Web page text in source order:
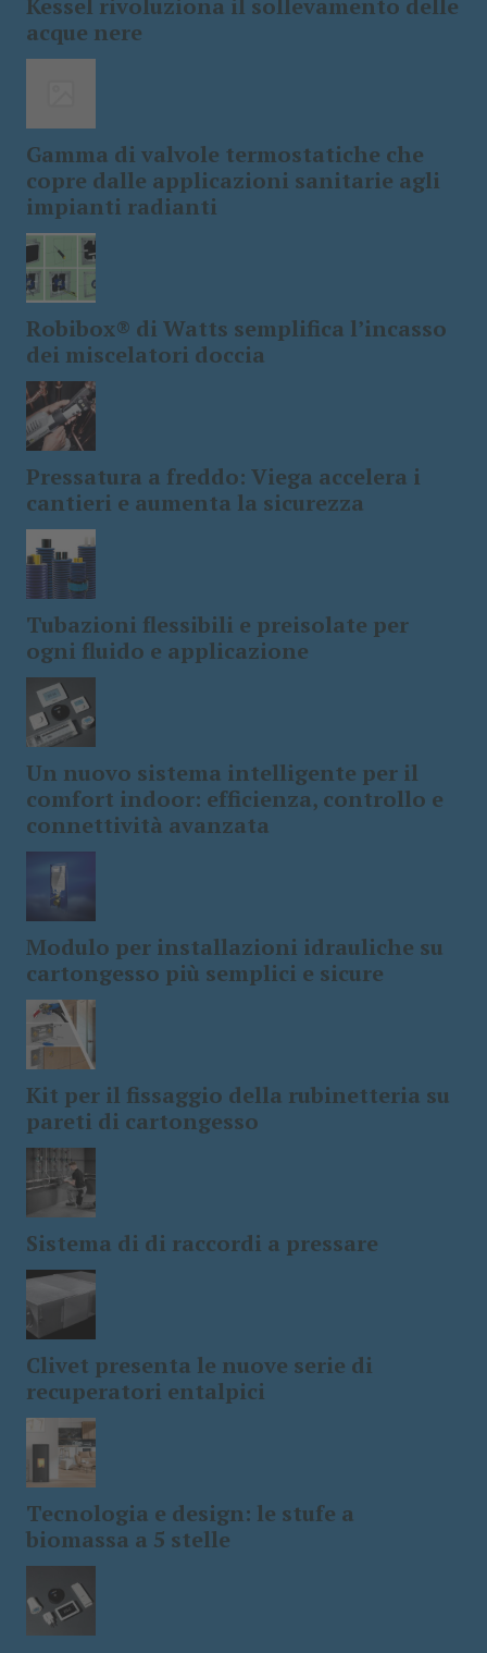
acque nere
Gamma di valvole termostatiche che
copre dalle applicazioni sanitarie agli
impianti radianti
Robibox® di Watts semplifica l’incasso
dei miscelatori doccia
Pressatura a freddo: Viega accelera i
cantieri e aumenta la sicurezza
Tubazioni flessibili e preisolate per
ogni fluido e applicazione
Un nuovo sistema intelligente per il
comfort indoor: efficienza, controllo e
connettività avanzata
Modulo per installazioni idrauliche su
cartongesso più semplici e sicure
Kit per il fissaggio della rubinetteria su
pareti di cartongesso
Sistema di di raccordi a pressare
Clivet presenta le nuove serie di
recuperatori entalpici
Tecnologia e design: le stufe a
biomassa a 5 stelle